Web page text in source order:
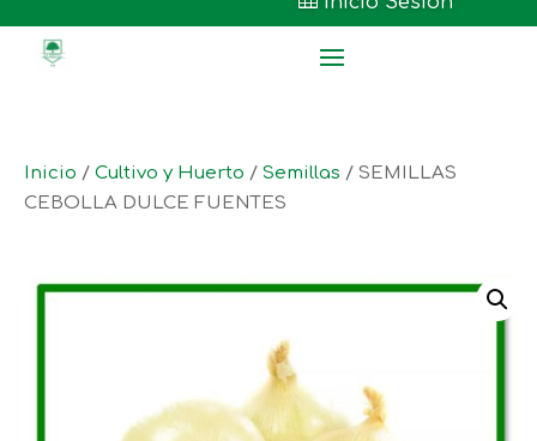
Inicio / Cultivo y Huerto / Semillas / SEMILLAS
CEBOLLA DULCE FUENTES